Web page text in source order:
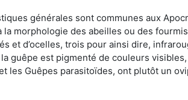
générales sont communes aux
morphologie des abeilles ou des
et d’ocelles, trois pour ainsi dire,
guêpe est pigmenté de couleurs
les Guêpes parasitoïdes, ont plutôt un